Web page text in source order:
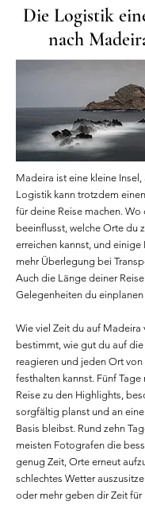
Die Logistik
nach
Madeira ist eine kleine
Logistik kann trotzdem
für deine Reise machen. Wo
beeinflusst, welche Orte du
erreichen kannst, und
mehr Überlegung bei
Auch die Länge deiner
Gelegenheiten du einplanen
Wie viel Zeit du auf Madeira
bestimmt, wie gut du auf
reagieren und jeden Ort
festhalten kannst. Fünf Tage
Reise zu den Highlights,
sorgfältig planst und an
Basis bleibst. Rund zehn
meisten Fotografen die
genug Zeit, Orte erneut
schlechtes Wetter
oder mehr geben dir Zeit für